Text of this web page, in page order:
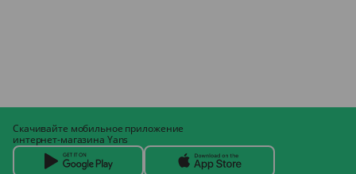
Скачивайте мобильное приложение
интернет-магазина Yans